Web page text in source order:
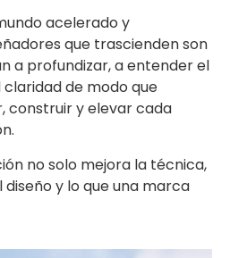
acelerado y
que trascienden son
a profundizar, a entender el
de modo que
construir y elevar cada
no solo mejora la técnica,
y lo que una marca